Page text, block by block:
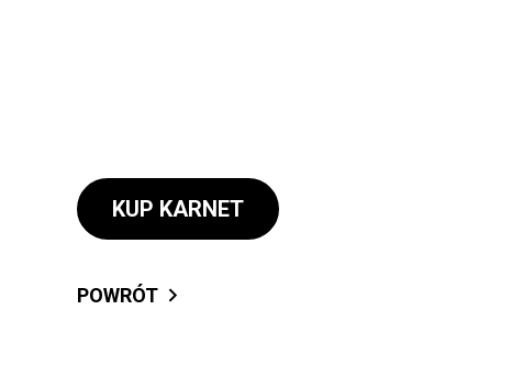
KUP KARNET
POWRÓT